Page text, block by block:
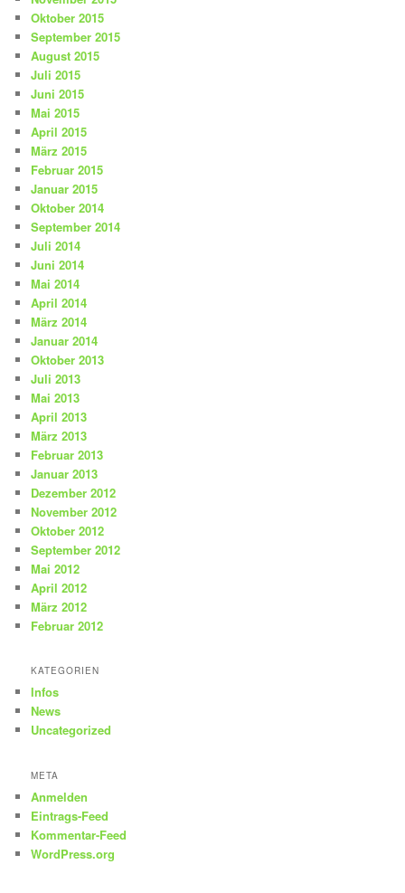
Oktober 2015
September 2015
August 2015
Juli 2015
Juni 2015
Mai 2015
April 2015
März 2015
Februar 2015
Januar 2015
Oktober 2014
September 2014
Juli 2014
Juni 2014
Mai 2014
April 2014
März 2014
Januar 2014
Oktober 2013
Juli 2013
Mai 2013
April 2013
März 2013
Februar 2013
Januar 2013
Dezember 2012
November 2012
Oktober 2012
September 2012
Mai 2012
April 2012
März 2012
Februar 2012
KATEGORIEN
Infos
News
Uncategorized
META
Anmelden
Eintrags-Feed
Kommentar-Feed
WordPress.org